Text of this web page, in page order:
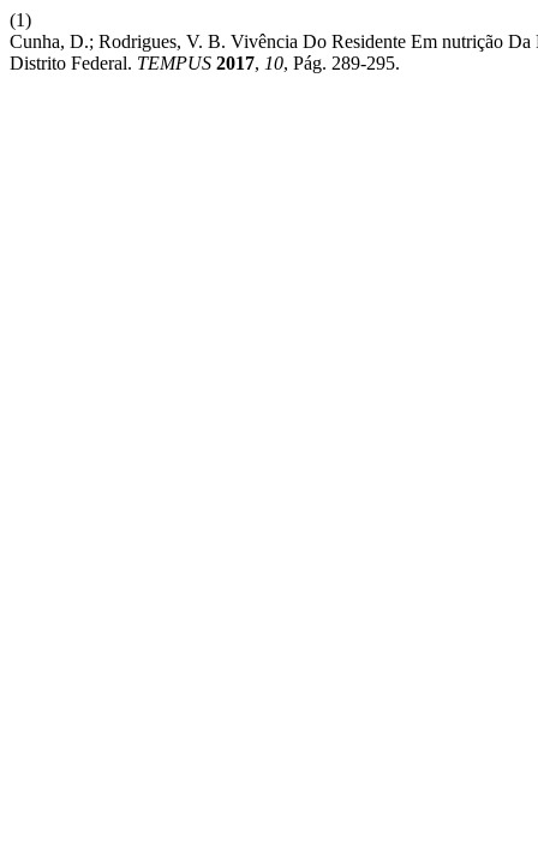
(1)
Cunha, D.; Rodrigues, V. B. Vivência Do Residente Em nutrição
Distrito Federal. TEMPUS 2017, 10, Pág. 289-295.